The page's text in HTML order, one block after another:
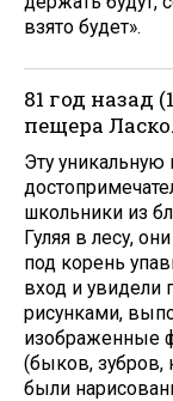
взято будет».
81 год назад
пещера Ласко.
Эту уникальную
школьники из
Гуляя в лесу,
под корень
вход и увидели
рисунками,
изображенные
(быков, зубров,
были